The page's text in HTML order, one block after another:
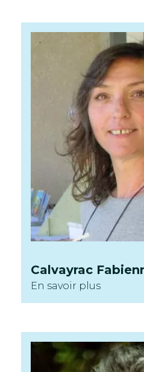
Calvayrac
En savoir plus